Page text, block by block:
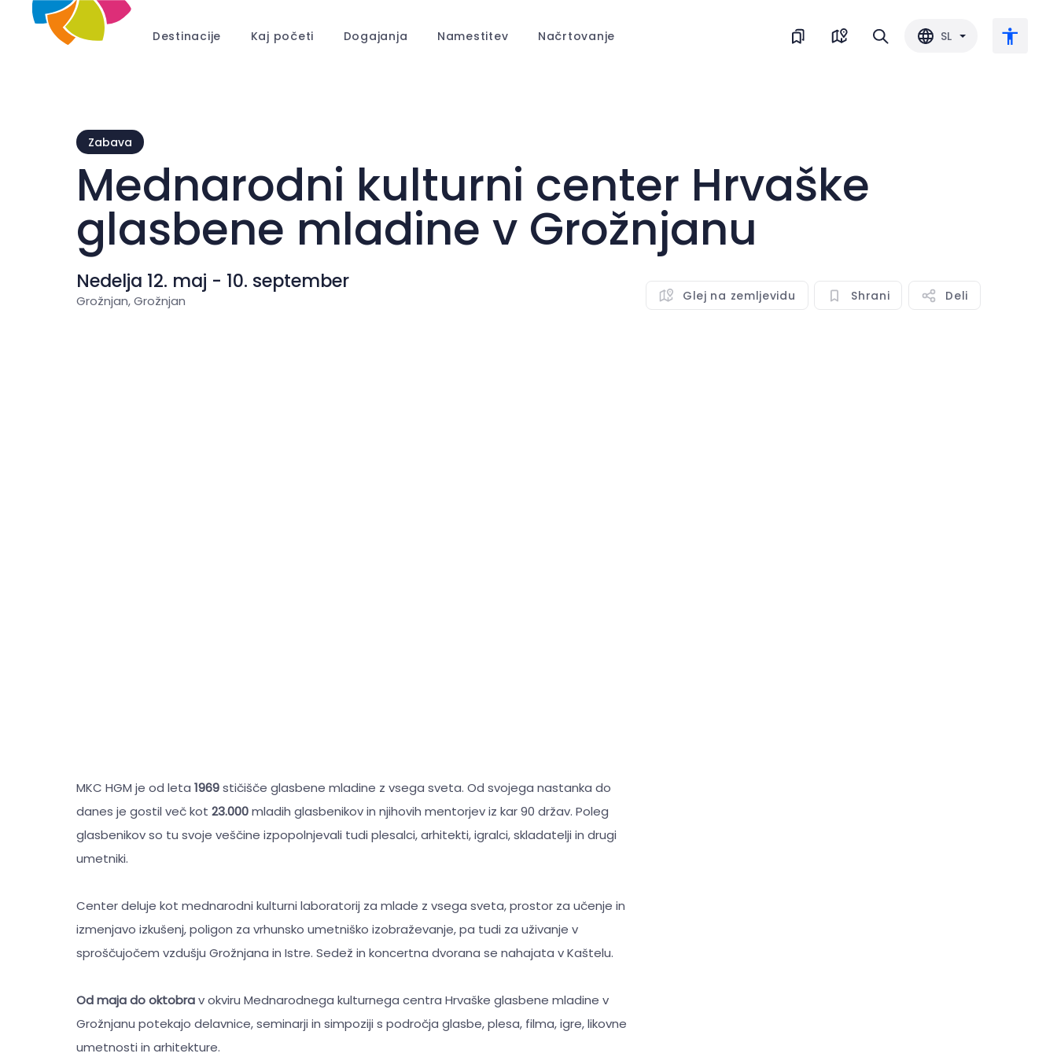
Destinacije Kaj početi Dogajanja Namestitev Načrtovanje SL
Zabava
Mednarodni kulturni center Hrvaške
glasbene mladine v Grožnjanu
Nedelja 12. maj - 10. september
Grožnjan, Grožnjan Glej na zemljevidu Shrani Deli
MKC HGM je od leta 1969stičišče glasbene mladine z vsega sveta. Od svojega nastanka do
danes je gostil več kot 23.000mladih glasbenikov in njihovih mentorjev iz kar 90 držav. Poleg
glasbenikov so tu svoje veščine izpopolnjevali tudi plesalci, arhitekti, igralci, skladatelji in drugi
umetniki.
Center deluje kot mednarodni kulturni laboratorij za mlade z vsega sveta, prostor za učenje in
izmenjavo izkušenj, poligon za vrhunsko umetniško izobraževanje, pa tudi za uživanje v
sproščujočem vzdušju Grožnjana in Istre. Sedež in koncertna dvorana se nahajata v Kaštelu.
Od maja do oktobrav okviru Mednarodnega kulturnega centra Hrvaške glasbene mladine v
Grožnjanu potekajo delavnice, seminarji in simpoziji s področja glasbe, plesa, filma, igre, likovne
umetnosti in arhitekture.